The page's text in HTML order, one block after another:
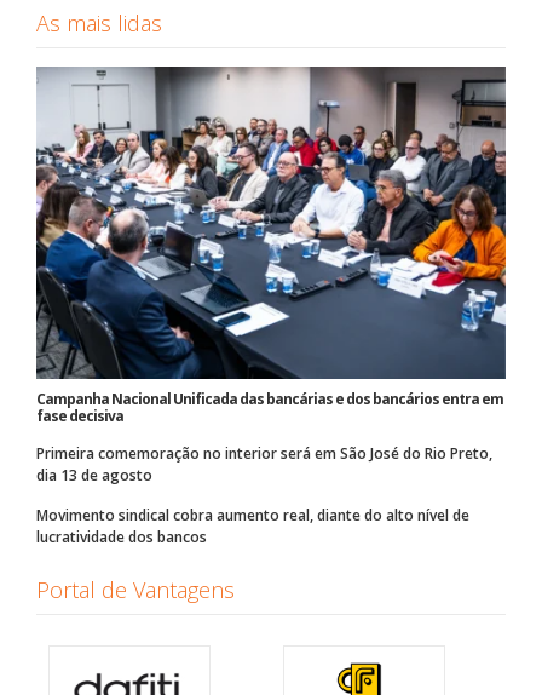
As mais lidas
Campanha Nacional Unificada das bancárias e dos bancários entra em
fase decisiva
Primeira comemoração no interior será em São José do Rio Preto,
dia 13 de agosto
Movimento sindical cobra aumento real, diante do alto nível de
lucratividade dos bancos
Portal de Vantagens